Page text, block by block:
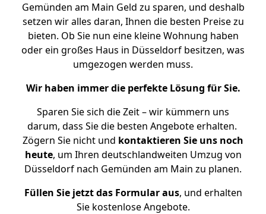
Gemünden am Main Geld zu sparen, und deshalb
setzen wir alles daran, Ihnen die besten Preise zu
bieten. Ob Sie nun eine kleine Wohnung haben
oder ein großes Haus in Düsseldorf besitzen, was
umgezogen werden muss.
Wir haben immer die perfekte Lösung für Sie.
Sparen Sie sich die Zeit – wir kümmern uns
darum, dass Sie die besten Angebote erhalten.
Zögern Sie nicht und kontaktieren Sie uns noch
heute, um Ihren deutschlandweiten Umzug von
Düsseldorf nach Gemünden am Main zu planen.
Füllen Sie jetzt das Formular aus, und erhalten
Sie kostenlose Angebote.